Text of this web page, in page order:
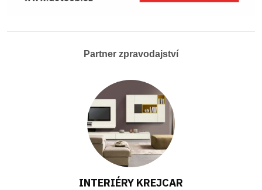
Partner zpravodajství
INTERIÉRY KREJCAR